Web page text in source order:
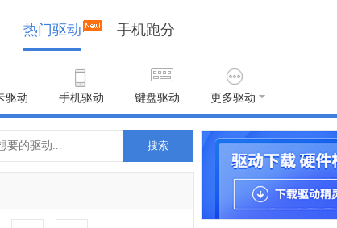
热门驱动 手机跑分
驱动 手机驱动 键盘驱动 更多驱动
搜索